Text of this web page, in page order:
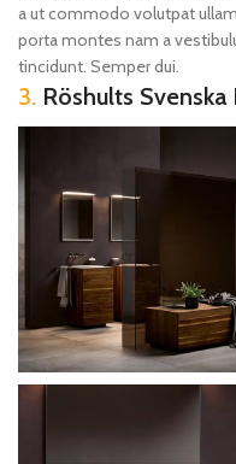
a ut commodo volutpat
porta montes nam a
tincidunt. Semper dui.
3. Röshults Svenska